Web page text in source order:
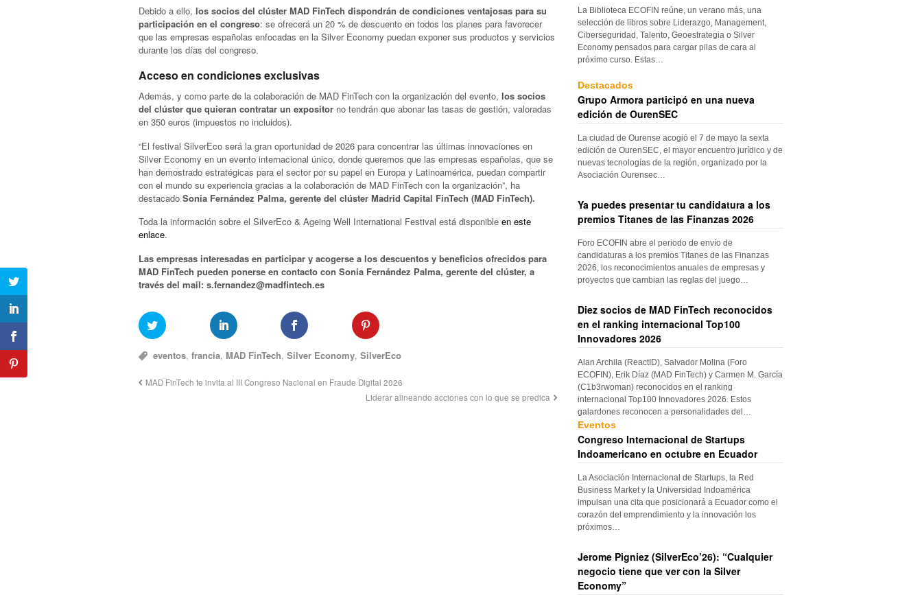
Debido a ello, los socios del clúster MAD FinTech dispondrán de condiciones ventajosas para su
participación en el congreso: se ofrecerá un 20 % de descuento en todos los planes para favorecer
que las empresas españolas enfocadas en la Silver Economy puedan exponer sus productos y servicios
durante los días del congreso.
Acceso en condiciones exclusivas
Además, y como parte de la colaboración de MAD FinTech con la organización del evento, los socios
del clúster que quieran contratar un expositor no tendrán que abonar las tasas de gestión, valoradas
en 350 euros (impuestos no incluidos).
“El festival SilverEco será la gran oportunidad de 2026 para concentrar las últimas innovaciones en
Silver Economy en un evento internacional único, donde queremos que las empresas españolas, que se
han demostrado estratégicas para el sector por su papel en Europa y Latinoamérica, puedan compartir
con el mundo su experiencia gracias a la colaboración de MAD FinTech con la organización”, ha
destacado Sonia Fernández Palma, gerente del clúster Madrid Capital FinTech (MAD FinTech).
Toda la información sobre el SilverEco & Ageing Well International Festival está disponible en este
enlace.
Las empresas interesadas en participar y acogerse a los descuentos y beneficios ofrecidos para
MAD FinTech pueden ponerse en contacto con Sonia Fernández Palma, gerente del clúster, a
través del mail: s.fernandez@madfintech.es
eventos,francia, MAD FinTech,Silver Economy,SilverEco
MAD FinTech te invita al III Congreso Nacional en Fraude Digital 2026
Liderar alineando acciones con lo que se predica
La Biblioteca ECOFIN reúne, un verano más, una
selección de libros sobre Liderazgo, Management,
Ciberseguridad, Talento, Geoestrategia o Silver
Economy pensados para cargar pilas de cara al
próximo curso. Estas…
Destacados
Grupo Armora participó en una nueva
edición de OurenSEC
La ciudad de Ourense acogió el 7 de mayo la sexta
edición de OurenSEC, el mayor encuentro jurídico y de
nuevas tecnologías de la región, organizado por la
Asociación Ourensec…
Ya puedes presentar tu candidatura a los
premios Titanes de las Finanzas 2026
Foro ECOFIN abre el periodo de envío de
candidaturas a los premios Titanes de las Finanzas
2026, los reconocimientos anuales de empresas y
proyectos que cambian las reglas del juego…
Diez socios de MAD FinTech reconocidos
en el ranking internacional Top100
Innovadores 2026
Alan Archila (ReactID), Salvador Molina (Foro
ECOFIN), Erik Díaz (MAD FinTech) y Carmen M. García
(C1b3rwoman) reconocidos en el ranking
internacional Top100 Innovadores 2026. Estos
galardones reconocen a personalidades del…
Eventos
Congreso Internacional de Startups
Indoamericano en octubre en Ecuador
La Asociación Internacional de Startups, la Red
Business Market y la Universidad Indoamérica
impulsan una cita que posicionará a Ecuador como el
corazón del emprendimiento y la innovación los
próximos…
Jerome Pigniez (SilverEco’26): “Cualquier
negocio tiene que ver con la Silver
Economy”